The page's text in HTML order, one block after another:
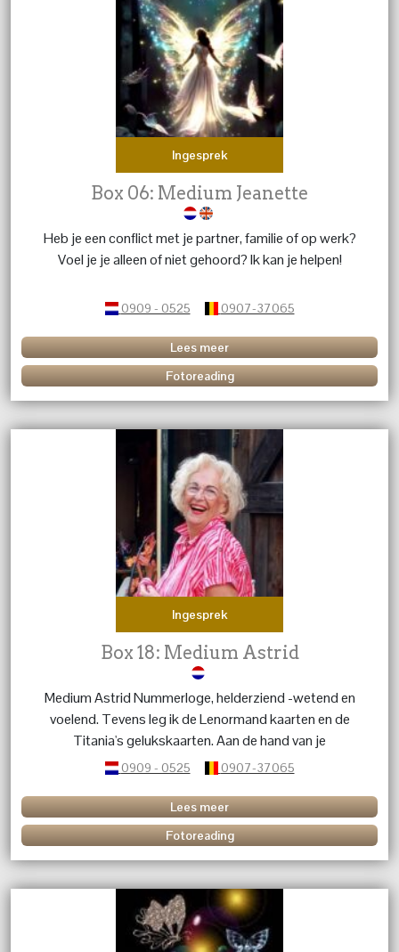
Ingesprek
Box 06: Medium Jeanette
Heb je een conflict met je partner, familie of op werk?
Voel je je alleen of niet gehoord? Ik kan je helpen!
0909 - 0525 0907-37065
Lees meer
Fotoreading
Ingesprek
Box 18: Medium Astrid
Medium Astrid Nummerloge, helderziend -wetend en
voelend. Tevens leg ik de Lenormand kaarten en de
Titania's gelukskaarten. Aan de hand van je
geboortedatum geef ik een uit gebreide
0909 - 0525 0907-37065
Lees meer
Fotoreading